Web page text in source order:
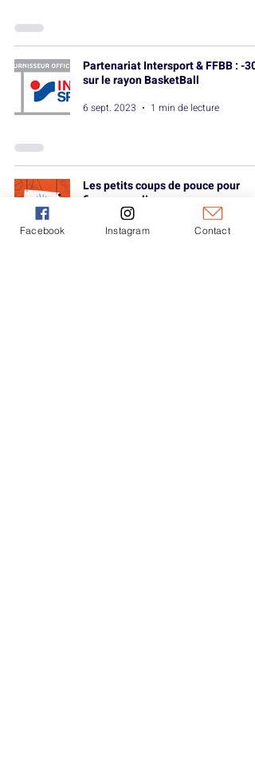
Partenariat Intersport & FFBB : -
sur le rayon BasketBall
6 sept. 2023 1 min de lecture
Les petits coups de pouce pour
financer sa licence
31 août 2023 1 min de lecture
Facebook Instagram Contact